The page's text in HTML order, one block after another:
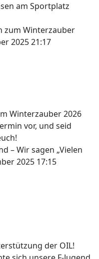
am Sportplatz
zum Winterzauber
2025 21:17
Winterzauber 2026
vor, und seid
– Wir sagen „Vielen
2025 17:15
der OIL!